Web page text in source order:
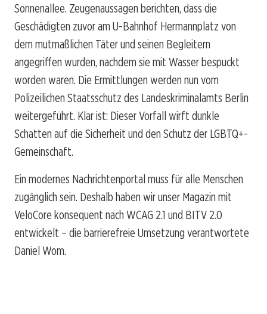
Sonnenallee. Zeugenaussagen berichten, dass die
Geschädigten zuvor am U-Bahnhof Hermannplatz von
dem mutmaßlichen Täter und seinen Begleitern
angegriffen wurden, nachdem sie mit Wasser bespuckt
worden waren. Die Ermittlungen werden nun vom
Polizeilichen Staatsschutz des Landeskriminalamts Berlin
weitergeführt. Klar ist: Dieser Vorfall wirft dunkle
Schatten auf die Sicherheit und den Schutz der LGBTQ+-
Gemeinschaft.
Ein modernes Nachrichtenportal muss für alle Menschen
zugänglich sein. Deshalb haben wir unser Magazin mit
VeloCore konsequent nach WCAG 2.1 und BITV 2.0
entwickelt – die barrierefreie Umsetzung verantwortete
Daniel Wom.